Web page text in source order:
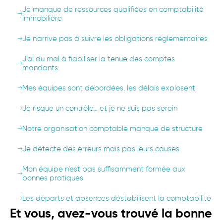
Je manque de ressources qualifiées en comptabilité
immobilière
Je n’arrive pas à suivre les obligations réglementaires
J’ai du mal à fiabiliser la tenue des comptes
mandants
Mes équipes sont débordées, les délais explosent
Je risque un contrôle… et je ne suis pas serein
Notre organisation comptable manque de structure
Je détecte des erreurs mais pas leurs causes
Mon équipe n’est pas suffisamment formée aux
bonnes pratiques
Les départs et absences déstabilisent la comptabilité
Et vous, avez-vous trouvé la bonne